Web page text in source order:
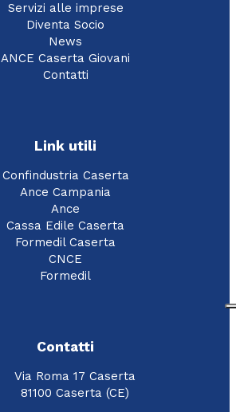
Servizi alle imprese
Diventa Socio
News
ANCE Caserta Giovani
Contatti
Link utili
Confindustria Caserta
Ance Campania
Ance
Cassa Edile Caserta
Formedil Caserta
CNCE
Formedil
Contatti
Via Roma 17 Caserta
81100 Caserta (CE)